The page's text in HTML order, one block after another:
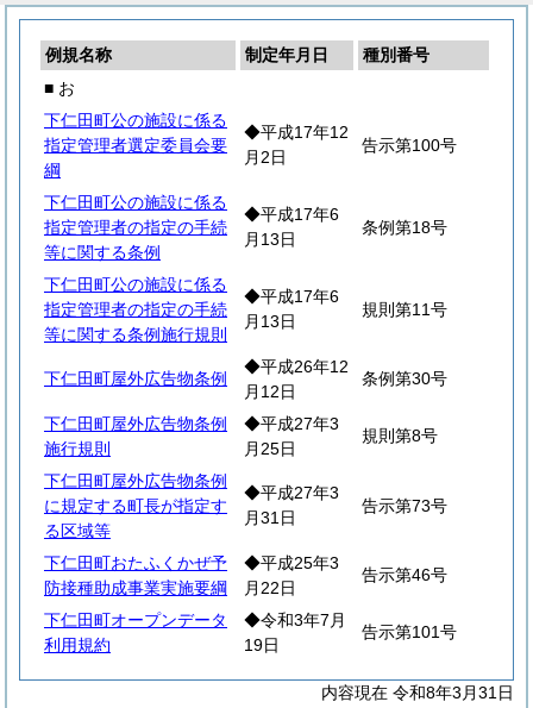
例規名称 制定年月日
種別番号
■ お
下仁田町公の施設に係る
指定管理者選定委員会要
綱
◆平成17年12
月2日
告示第100号
下仁田町公の施設に係る
指定管理者の指定の手続
等に関する条例
◆平成17年6
月13日
条例第18号
下仁田町公の施設に係る
指定管理者の指定の手続
等に関する条例施行規則
◆平成17年6
月13日
規則第11号
下仁田町屋外広告物条例
◆平成26年12
月12日
条例第30号
下仁田町屋外広告物条例
施行規則
◆平成27年3
月25日
規則第8号
下仁田町屋外広告物条例
に規定する町長が指定す
る区域等
◆平成27年3
月31日
告示第73号
下仁田町おたふくかぜ予
防接種助成事業実施要綱
◆平成25年3
月22日
告示第46号
下仁田町オープンデータ
利用規約
◆令和3年7月
19日
告示第101号
内容現在 令和8年3月31日